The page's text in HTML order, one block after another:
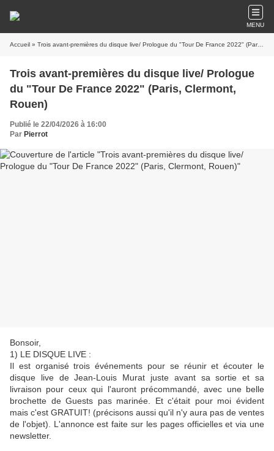
MENU
Accueil » Trois avant-premières du disque live/ Prologue du "Tour De France 2022" (Paris, Clermont, Rouen)
Trois avant-premières du disque live/ Prologue
du "Tour De France 2022" (Paris, Clermont,
Rouen)
Publié le 22/04/2026 à 16:00
Par Pierrot
Bonsoir,
1) LE DISQUE LIVE :
Il est organisé trois événements pour se réunir et écouter le
disque live de Jean-Louis Murat juste avant sa sortie et sa
livraison pour ceux qui l'auront précommandé, avec une belle
brochette de Guests pas marinée. Et c'était pour moi évident
mais c'est GRATUIT! (précisons aussi qu'il n'y aura pas de ventes
de l'objet). L'annonce est faite sur les pages officielles et via une
newsletter.